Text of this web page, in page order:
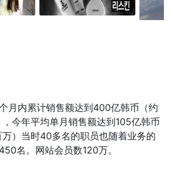
月内累计销售额达到400亿韩币（约
今年平均单月销售额达到105亿韩币
万）当时40多名的职员也随着业务的
名。网站会员数120万。